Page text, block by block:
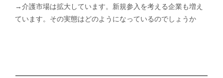
→介護市場は拡大しています。新規参入を考える企業も増え
ています。その実態はどのようになっているのでしょうか